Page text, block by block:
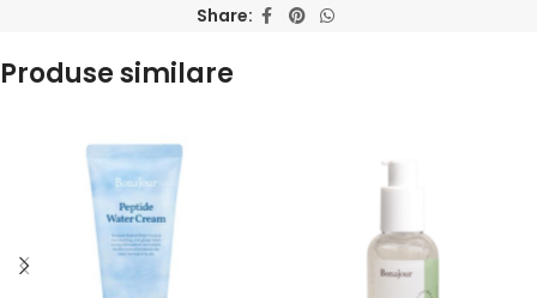
Share:
Produse similare